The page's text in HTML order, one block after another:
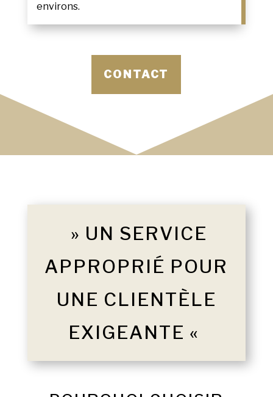
environs.
CONTACT
» UN SERVICE
APPROPRIÉ POUR
UNE CLIENTÈLE
EXIGEANTE «